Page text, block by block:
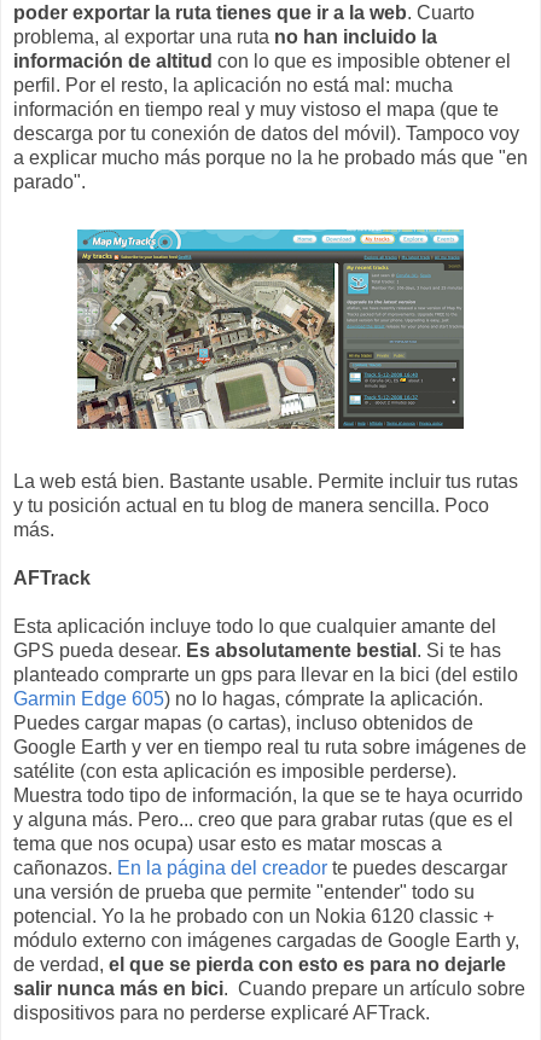
poder exportar la ruta tienes que ir a la web. Cuarto
problema, al exportar una ruta no han incluido la
información de altitud con lo que es imposible obtener el
perfil. Por el resto, la aplicación no está mal: mucha
información en tiempo real y muy vistoso el mapa (que te
descarga por tu conexión de datos del móvil). Tampoco voy
a explicar mucho más porque no la he probado más que "en
parado".
La web está bien. Bastante usable. Permite incluir tus rutas
y tu posición actual en tu blog de manera sencilla. Poco
más.
AFTrack
Esta aplicación incluye todo lo que cualquier amante del
GPS pueda desear. Es absolutamente bestial . Si te has
planteado comprarte un gps para llevar en la bici (del estilo
Garmin Edge 605) no lo hagas, cómprate la aplicación.
Puedes cargar mapas (o cartas), incluso obtenidos de
Google Earth y ver en tiempo real tu ruta sobre imágenes de
satélite (con esta aplicación es imposible perderse).
Muestra todo tipo de información, la que se te haya ocurrido
y alguna más. Pero... creo que para grabar rutas (que es el
tema que nos ocupa) usar esto es matar moscas a
cañonazos. En la página del creador te puedes descargar
una versión de prueba que permite "entender" todo su
potencial. Yo la he probado con un Nokia 6120 classic +
módulo externo con imágenes cargadas de Google Earth y,
de verdad, el que se pierda con esto es para no dejarle
salir nunca más en bici. Cuando prepare un artículo sobre
dispositivos para no perderse explicaré AFTrack.